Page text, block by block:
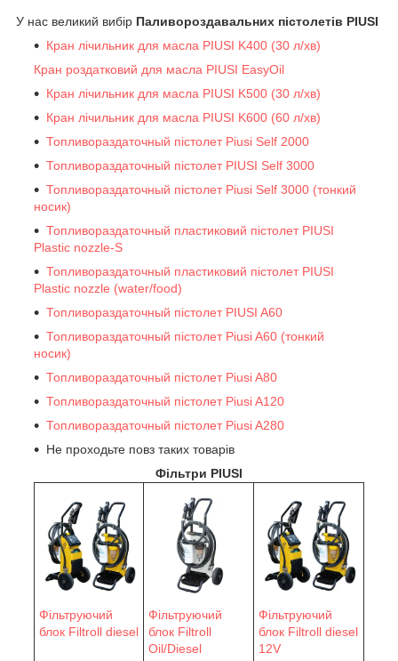
У нас великий вибір Паливороздавальних пістолетів PIUSI
Кран лічильник для масла PIUSI K400 (30 л/хв)
Кран роздатковий для масла PIUSI EasyOil
Кран лічильник для масла PIUSI K500 (30 л/хв)
Кран лічильник для масла PIUSI K600 (60 л/хв)
Топливораздаточный пістолет Piusi Self 2000
Топливораздаточный пістолет PIUSI Self 3000
Топливораздаточный пістолет Piusi Self 3000 (тонкий
носик)
Топливораздаточный пластиковий пістолет PIUSI
Plastic nozzle-S
Топливораздаточный пластиковий пістолет PIUSI
Plastic nozzle (water/food)
Топливораздаточный пістолет PIUSI A60
Топливораздаточный пістолет Piusi A60 (тонкий
носик)
Топливораздаточный пістолет Piusi A80
Топливораздаточный пістолет Piusi A120
Топливораздаточный пістолет Piusi A280
Не проходьте повз таких товарів
Фільтри PIUSI
Фільтруючий
блок Filtroll diesel
Фільтруючий
блок Filtroll
Oil/Diesel
Фільтруючий
блок Filtroll diesel
12V